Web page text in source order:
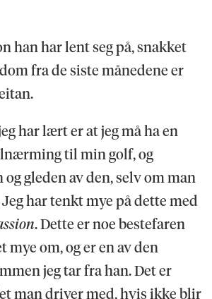
han har lent seg på, snakket
fra de siste månedene er
har lært er at jeg må ha en
til min golf, og
gleden av den, selv om man
har tenkt mye på dette med
. Dette er noe bestefaren
mye om, og er en av den
jeg tar fra han. Det er
man driver med, hvis ikke blir